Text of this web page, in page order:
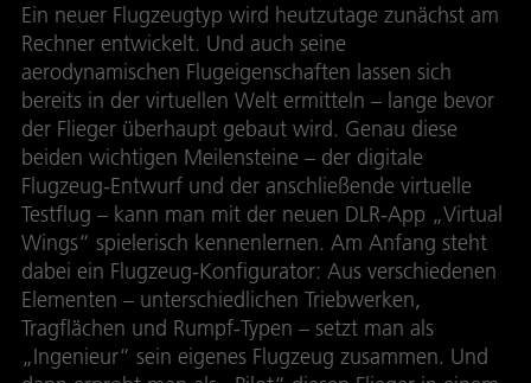
Ein neuer Flugzeugtyp wird heutzutage zunächst am
Rechner entwickelt. Und auch seine
aerodynamischen Flugeigenschaften lassen sich
bereits in der virtuellen Welt ermitteln – lange bevor
der Flieger überhaupt gebaut wird. Genau diese
beiden wichtigen Meilensteine – der digitale
Flugzeug-Entwurf und der anschließende virtuelle
Testflug – kann man mit der neuen DLR-App „Virtual
Wings“ spielerisch kennenlernen. Am Anfang steht
dabei ein Flugzeug-Konfigurator: Aus verschiedenen
Elementen – unterschiedlichen Triebwerken,
Tragflächen und Rumpf-Typen – setzt man als
„Ingenieur“ sein eigenes Flugzeug zusammen. Und